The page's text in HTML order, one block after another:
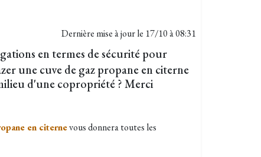
Dernière mise à jour le 17/10 à 08:31
en termes de sécurité pour
une cuve de gaz propane en citerne
d'une copropriété ? Merci
en citernevous donnera toutes les